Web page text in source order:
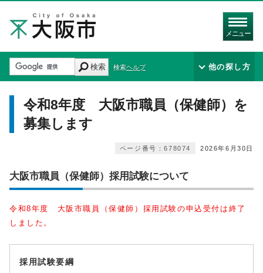
メニュー
検索 検索ヘルプ 他の探し方
令和8年度 大阪市職員（保健師）を
募集します
2026年6月30日
ページ番号：678074
大阪市職員（保健師）採用試験について
令和8年度 ⼤阪市職員（保健師）採⽤試験の申込受付は終了
しました。
採用試験要綱